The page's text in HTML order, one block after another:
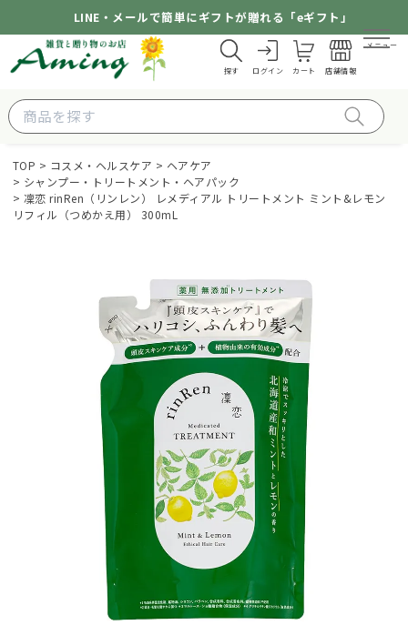
LINE・メールで簡単にギフトが贈れる「eギフト」
探す ログイン カート 店舗情報
メニュー
TOP コスメ・ヘルスケア
ヘアケア
シャンプー・トリートメント・ヘアパック
凜恋 rinRen（リンレン） レメディアル トリートメント ミント&レモン
リフィル（つめかえ用） 300mL